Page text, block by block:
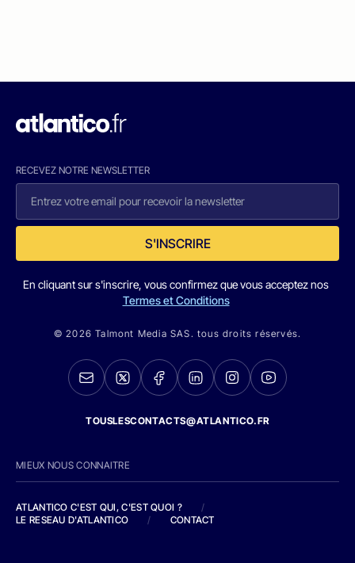
RECEVEZ NOTRE NEWSLETTER
S'INSCRIRE
En cliquant sur s'inscrire, vous confirmez que vous acceptez nos
Termes et Conditions
© 2026 Talmont Media SAS. tous droits réservés.
TOUSLESCONTACTS@ATLANTICO.FR
MIEUX NOUS CONNAITRE
ATLANTICO C'EST QUI, C'EST QUOI ?
/
LE RESEAU D'ATLANTICO
/ CONTACT